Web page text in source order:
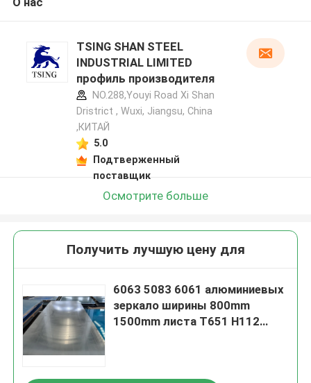
TSING SHAN STEEL
INDUSTRIAL LIMITED
профиль производителя
NO.288,Youyi Road Xi Shan
Dristrict , Wuxi, Jiangsu, China
,КИТАЙ
5.0
Подтверженный
поставщик
Осмотрите больше
Получить лучшую цену для
6063 5083 6061 алюминиевых
зеркало ширины 800mm
1500mm листа T651 H112